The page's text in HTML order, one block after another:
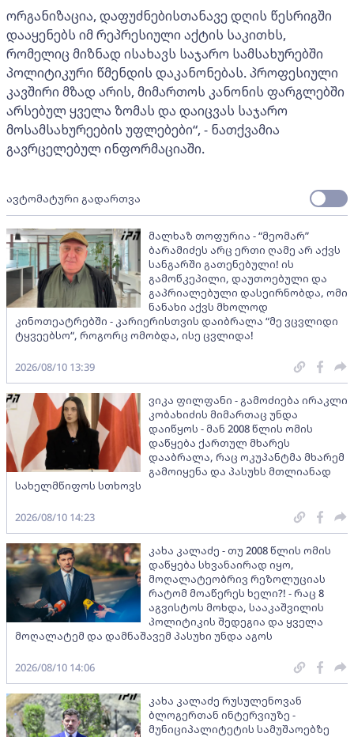
ორგანიზაცია, დაფუძნებისთანავე დღის წესრიგში
დააყენებს იმ რეპრესიული აქტის საკითხს,
რომელიც მიზნად ისახავს საჯარო სამსახურებში
პოლიტიკური წმენდის დაკანონებას. პროფესიული
კავშირი მზად არის, მიმართოს კანონის ფარგლებში
არსებულ ყველა ზომას და დაიცვას საჯარო
მოსამსახურეების უფლებები“, - ნათქვამია
გავრცელებულ ინფორმაციაში.
ავტომატური გადართვა
მალხაზ თოფურია - “მეომარ”
ბარამიძეს არც ერთი ღამე არ აქვს
სანგარში გათენებული! ის
გამოწკეპილი, დაუთოებული და
გაპრიალებული დასეირნობდა, ომი
ნანახი აქვს მხოლოდ
კინოთეატრებში - კარიერისთვის დაიბრალა “მე ვცვლიდი
ტყვეებსო“, როგორც ომობდა, ისე ცვლიდა!
2026/08/10 13:39
ვიკა ფილფანი - გამოძიება ირაკლი
კობახიძის მიმართაც უნდა
დაიწყოს - მან 2008 წლის ომის
დაწყება ქართულ მხარეს
დააბრალა, რაც ოკუპანტმა მხარემ
გამოიყენა და პასუხს მთლიანად
სახელმწიფოს სთხოვს
2026/08/10 14:23
კახა კალაძე - თუ 2008 წლის ომის
დაწყება სხვანაირად იყო,
მოღალატეობრივ რეზოლუციას
რატომ მოაწერეს ხელი?! - რაც 8
აგვისტოს მოხდა, სააკაშვილის
პოლიტიკის შედეგია და ყველა
მოღალატემ და დამნაშავემ პასუხი უნდა აგოს
2026/08/10 14:06
კახა კალაძე რუსულენოვან
ბლოგერთან ინტერვიუზე -
მუნიციპალიტეტის სამუშაოებზე